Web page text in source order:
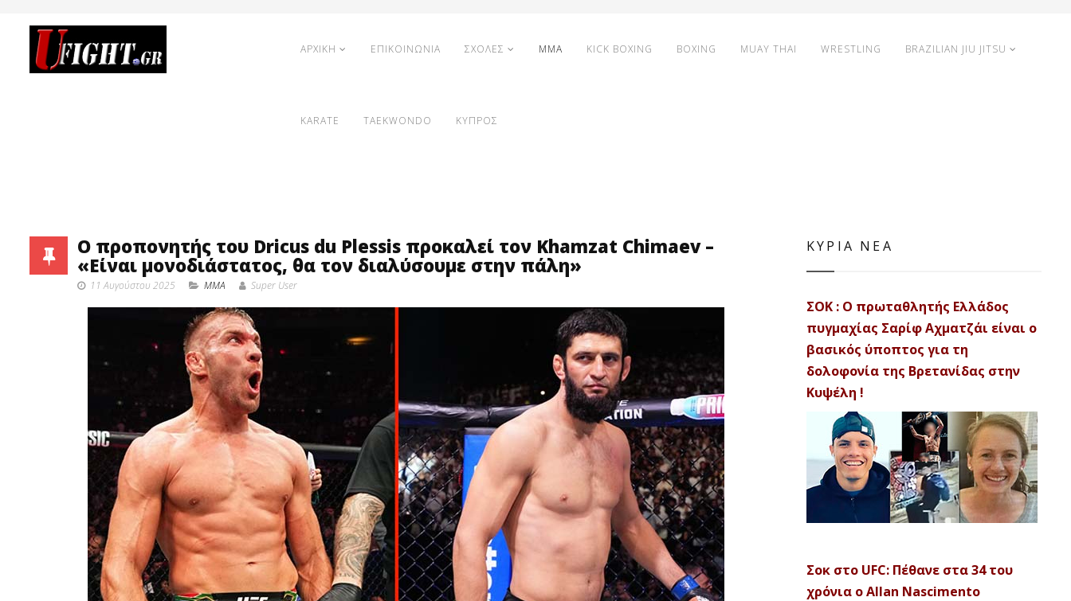
ΑΡΧΙΚΗ ΕΠΙΚΟΙΝΩΝΙΑ ΣΧΟΛΕΣ MMA KICK BOXING BOXING MUAY THAI WRESTLING BRAZILIAN JIU JITSU
KARATE TAEKWONDO ΚΥΠΡΟΣ
Ο προπονητής του Dricus du Plessis προκαλεί τον Khamzat Chimaev –
«Είναι μονοδιάστατος, θα τον διαλύσουμε στην πάλη»
11 Αυγούστου 2025 MMA Super User
ΚΥΡΙΑ ΝΕΑ
ΣΟΚ : Ο πρωταθλητής Ελλάδος
πυγμαχίας Σαρίφ Αχματζάι είναι ο
βασικός ύποπτος για τη
δολοφονία της Βρετανίδας στην
Κυψέλη !
Σοκ στο UFC: Πέθανε στα 34 του
χρόνια ο Allan Nascimento